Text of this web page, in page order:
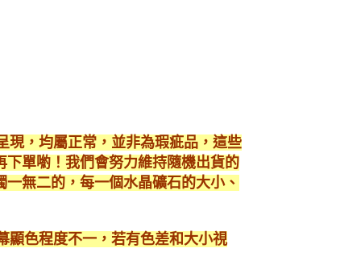
現，均屬正常，並非為瑕疵品，這些
單喲！我們會努力維持隨機出貨的
無二的，每一個水晶礦石的大小、
顯色程度不一，若有色差和大小視